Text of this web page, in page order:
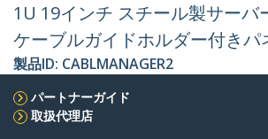
1U 19インチ スチール製サーバ
ケーブルガイドホルダー付きパ
製品ID: CABLMANAGER2
パートナーガイド
取扱代理店